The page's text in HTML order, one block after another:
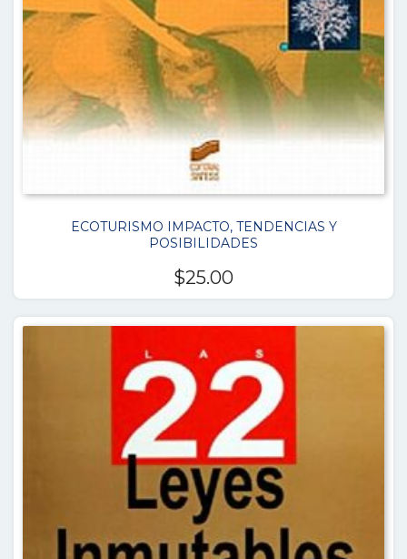
ECOTURISMO IMPACTO, TENDENCIAS Y
POSIBILIDADES
$25.00